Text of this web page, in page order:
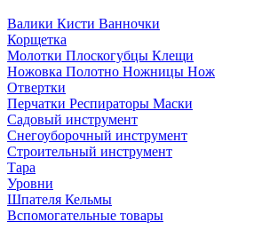
Валики Кисти Ванночки
Корщетка
Молотки Плоскогубцы Клещи
Ножовка Полотно Ножницы Нож
Отвертки
Перчатки Респираторы Маски
Садовый инструмент
Снегоуборочный инструмент
Строительный инструмент
Тара
Уровни
Шпателя Кельмы
Вспомогательные товары